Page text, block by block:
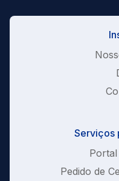
Serviços
Pedido de